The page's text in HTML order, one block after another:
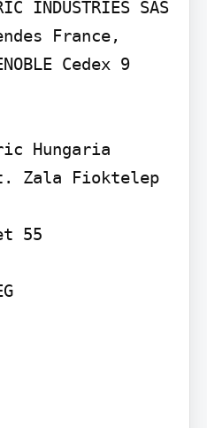
INDUSTRIES SAS
France,
Cedex 9
Hungaria
Zala Fioktelep
55